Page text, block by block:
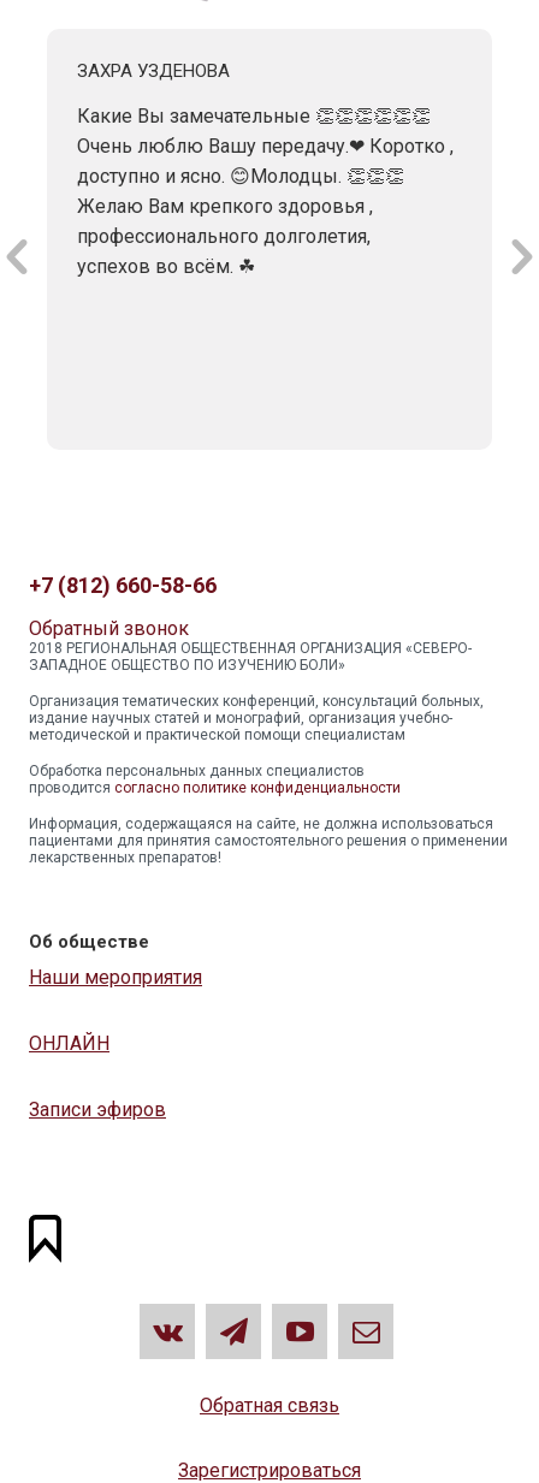
ЗАХРА УЗДЕНОВА
Какие Вы замечательные 👏👏👏👏👏👏
Очень люблю Вашу передачу.❤ Коротко ,
доступно и ясно. 😊Молодцы. 👏👏👏
Желаю Вам крепкого здоровья ,
профессионального долголетия,
успехов во всём. ☘
+7 (812) 660-58-66
Обратный звонок
2018 РЕГИОНАЛЬНАЯ ОБЩЕСТВЕННАЯ ОРГАНИЗАЦИЯ «СЕВЕРО-
ЗАПАДНОЕ ОБЩЕСТВО ПО ИЗУЧЕНИЮ БОЛИ»
Организация тематических конференций, консультаций больных,
издание научных статей и монографий, организация учебно-
методической и практической помощи специалистам
Обработка персональных данных специалистов
проводится согласно политике конфиденциальности
Информация, содержащаяся на сайте, не должна использоваться
пациентами для принятия самостоятельного решения о применении
лекарственных препаратов!
Об обществе
Наши мероприятия
ОНЛАЙН
Записи эфиров
Обратная связь
Зарегистрироваться